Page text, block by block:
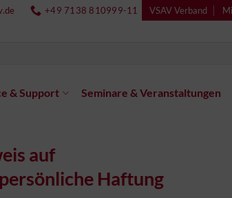
+49 7138 810999-11 VSAV Verband
& Support Seminare & Veranstaltungen
auf
Haftung